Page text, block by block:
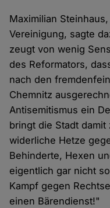
Maximilian
Vereinigung, sagte
zeugt von wenig
des Reformators,
nach den
Chemnitz
Antisemitismus ein
bringt die Stadt
widerliche Hetze
Behinderte, Hexen
eigentlich gar nicht
Kampf gegen
einen Bärendienst!"